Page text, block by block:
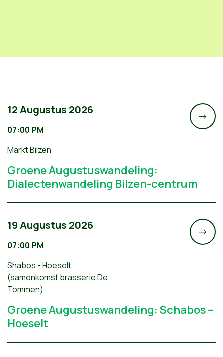
12 Augustus 2026
07:00 PM
Markt Bilzen
Groene Augustuswandeling:
Dialectenwandeling Bilzen-centrum
->
19 Augustus 2026
07:00 PM
Shabos - Hoeselt
(samenkomst brasserie De
Tommen)
Groene Augustuswandeling: Schabos –
Hoeselt
->